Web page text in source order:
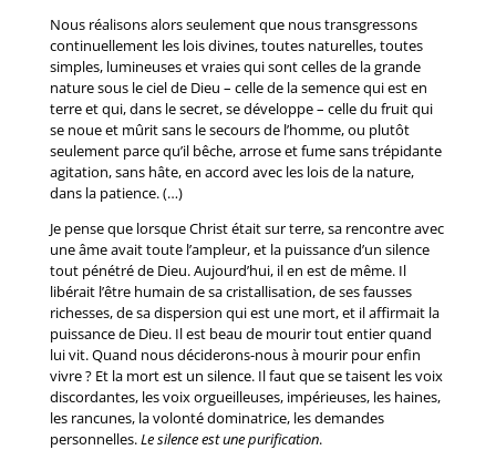
Nous réalisons alors seulement que nous transgressons
continuellement les lois divines, toutes naturelles, toutes
simples, lumineuses et vraies qui sont celles de la grande
nature sous le ciel de Dieu – celle de la semence qui est en
terre et qui, dans le secret, se développe – celle du fruit qui
se noue et mûrit sans le secours de l’homme, ou plutôt
seulement parce qu’il bêche, arrose et fume sans trépidante
agitation, sans hâte, en accord avec les lois de la nature,
dans la patience. (…)
Je pense que lorsque Christ était sur terre, sa rencontre avec
une âme avait toute l’ampleur, et la puissance d’un silence
tout pénétré de Dieu. Aujourd’hui, il en est de même. Il
libérait l’être humain de sa cristallisation, de ses fausses
richesses, de sa dispersion qui est une mort, et il affirmait la
puissance de Dieu. Il est beau de mourir tout entier quand
lui vit. Quand nous déciderons-nous à mourir pour enfin
vivre ? Et la mort est un silence. Il faut que se taisent les voix
discordantes, les voix orgueilleuses, impérieuses, les haines,
les rancunes, la volonté dominatrice, les demandes
personnelles.Le silence est une purification.